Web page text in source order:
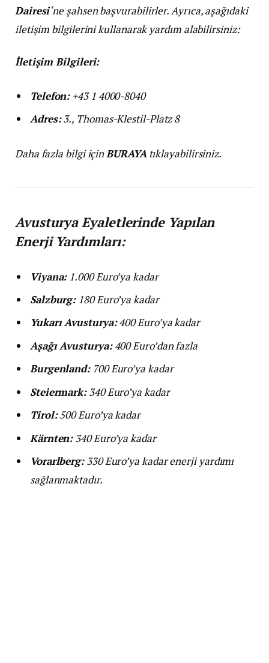
Dairesi‘ne şahsen başvurabilirler. Ayrıca, aşağıdaki
iletişim bilgilerini kullanarak yardım alabilirsiniz:
İletişim Bilgileri:
Telefon:+43 1 4000-8040
Adres:3., Thomas-Klestil-Platz 8
Daha fazla bilgi içinBURAYAtıklayabilirsiniz.
Avusturya Eyaletlerinde Yapılan
Enerji Yardımları:
Viyana:1.000 Euro’ya kadar
Salzburg:180 Euro’ya kadar
Yukarı Avusturya:400 Euro’ya kadar
Aşağı Avusturya:400 Euro’dan fazla
Burgenland:700 Euro’ya kadar
Steiermark:340 Euro’ya kadar
Tirol:500 Euro’ya kadar
Kärnten:340 Euro’ya kadar
Vorarlberg:330 Euro’ya kadar enerji yardımı
sağlanmaktadır.